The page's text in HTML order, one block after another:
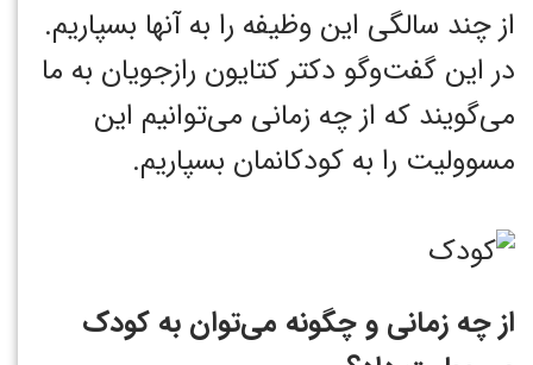
از چند سالگی این وظیفه را به آنها بسپاریم.
در این گفت‌وگو دکتر کتایون رازجویان به ما
می‌گویند که از چه زمانی می‌توانیم این
مسوولیت را به کودکانمان بسپاریم.
از چه زمانی و چگونه می‌توان به کودک